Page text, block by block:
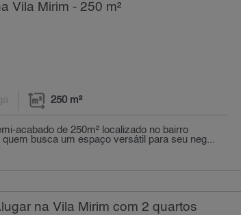
Vila Mirim - 250 m²
250 m²
acabado de 250m² localizado no bairro
busca um espaço versátil para seu neg...
na Vila Mirim com 2 quartos